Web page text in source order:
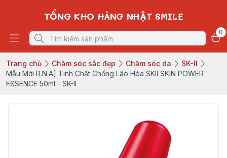
TỔNG KHO HÀNG NHẬT SMILE
0
Trang chủ Chăm sóc sắc đẹp Chăm sóc da
SK-II
Mẫu Mới R.N.A] Tinh Chất Chống Lão Hóa SKII SKIN POWER
ESSENCE 50ml - SK-II